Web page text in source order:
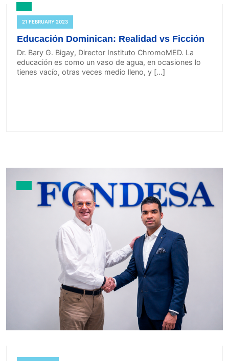
21 FEBRUARY 2023
Educación Dominican: Realidad vs Ficción
Dr. Bary G. Bigay, Director Instituto ChromoMED. La
educación es como un vaso de agua, en ocasiones lo
tienes vacío, otras veces medio lleno, y […]